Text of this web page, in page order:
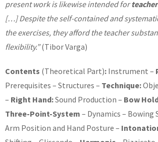
present work is likewise intended for
[…] Despite the self-contained and
the exercises, they afford the teacher
flexibility.”(Tibor Varga)
Contents (Theoretical Part): Instrument –
Prerequisites – Structures – Technique:
– Right Hand:Sound Production – Bow
Three-Point-System – Dynamics – Bowing
Arm Position and Hand Posture –